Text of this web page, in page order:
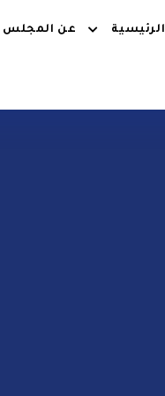
الرئيسية عن المجلس